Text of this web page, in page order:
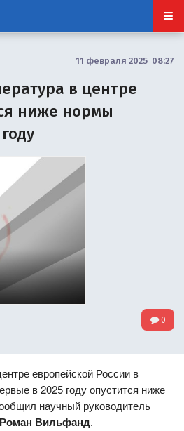
11 февраля 2025 08:27
в центре
ниже нормы
0
европейской России в
в 2025 году опустится ниже
научный руководитель
Роман Вильфанд.